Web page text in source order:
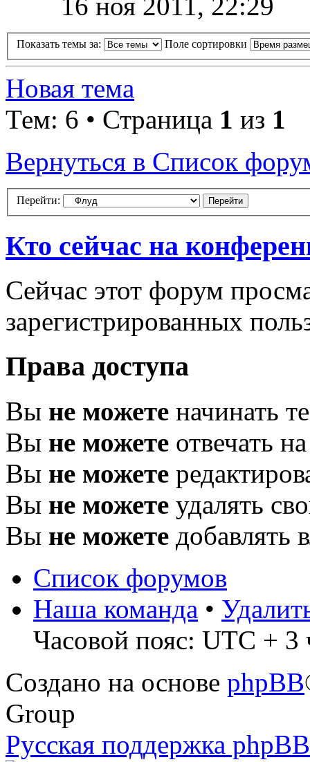
Показать темы за: Поле сортировки
Новая тема
Тем: 6 • Страница 1 из 1
Вернуться в Список
Перейти:
Кто сейчас на
Сейчас этот форум
зарегистрированных
Права доступа
Вы не можете начинать
Вы не можете отвечать
Вы не можете
Вы не можете удалять
Вы не можете добавлять
Список форумов
Наша команда •
Часовой пояс: UTC + 3
Создано на основе phpBB
Group
Русская поддержка phpBB